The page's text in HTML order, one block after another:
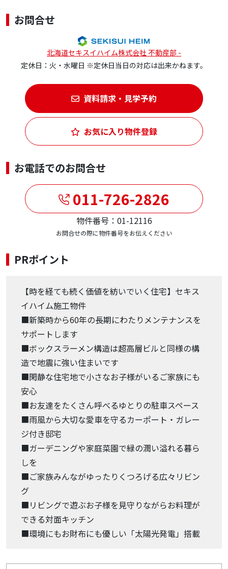
お問合せ
北海道セキスイハイム株式会社 不動産部 -
定休日：火・水曜日 ※定休日当日の対応は出来かねます。
資料請求・見学予約
お気に入り物件登録
お電話でのお問合せ
011-726-2826
物件番号：01-12116
お問合せの際に物件番号をお伝えください
PRポイント
【時を経ても続く価値を紡いでいく住宅】セキス
イハイム施工物件
■新築時から60年の長期にわたりメンテナンスを
サポートします
■ボックスラーメン構造は超高層ビルと同様の構
造で地震に強い住まいです
■閑静な住宅地で小さなお子様がいるご家族にも
安心
■お友達をたくさん呼べるゆとりの駐車スペース
■雨風から大切な愛車を守るカーポート・ガレー
ジ付き邸宅
■ガーデニングや家庭菜園で緑の潤い溢れる暮ら
しを
■ご家族みんながゆったりくつろげる広々リビン
グ
■リビングで遊ぶお子様を見守りながらお料理が
できる対面キッチン
■環境にもお財布にも優しい「太陽光発電」搭載